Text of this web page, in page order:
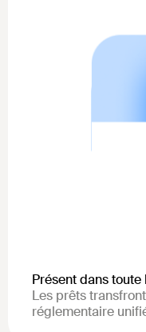
Présent dans toute
Les prêts
réglementaire